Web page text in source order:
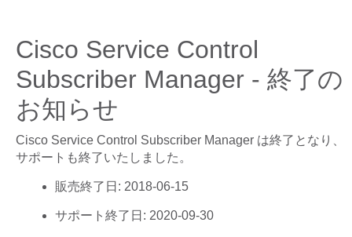
Cisco Service Control
Subscriber Manager - 終了の
お知らせ
Cisco Service Control Subscriber Manager は終了となり、
サポートも終了いたしました。
販売終了日 : 2018-06-15
サポート終了日 : 2020-09-30